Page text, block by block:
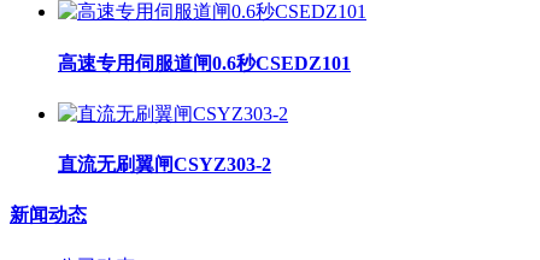
高速专用伺服道闸0.6秒CSEDZ101
直流无刷翼闸CSYZ303-2
新闻动态